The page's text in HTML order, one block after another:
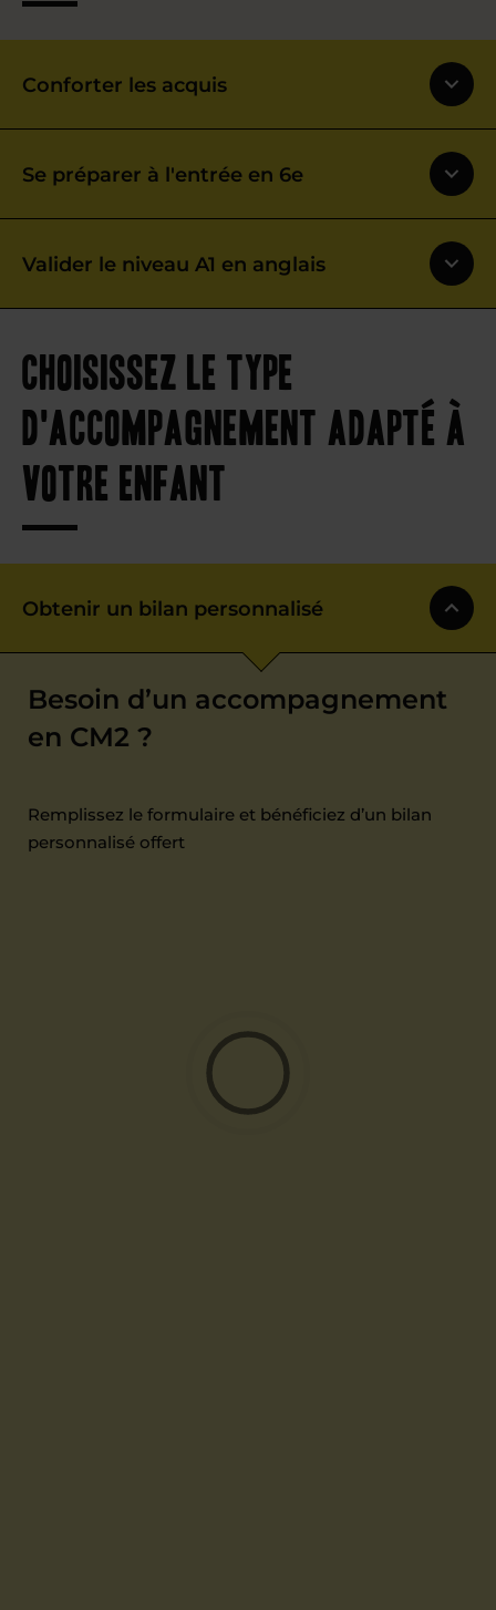
Conforter les acquis
Se préparer à l'entrée en 6e
Valider le niveau A1 en anglais
Choisissez le type
d'accompagnement adapté à
votre enfant
Obtenir un bilan personnalisé
Besoin d’un accompagnement
en CM2 ?
Remplissez le formulaire et bénéficiez d’un bilan
personnalisé offert